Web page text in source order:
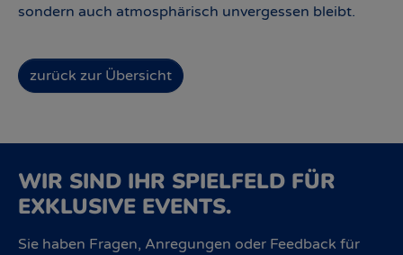
sondern auch atmosphärisch unvergessen bleibt.
zurück zur Übersicht
WIR SIND IHR SPIELFELD FÜR
EXKLUSIVE EVENTS.
Sie haben Fragen, Anregungen oder Feedback für